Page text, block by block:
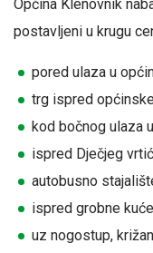
Općina Klenovnik
postavljeni u krugu
pored ulaza u
trg ispred
kod bočnog ulaza
ispred Dječjeg
autobusno
ispred grobne kuće
uz nogostup,